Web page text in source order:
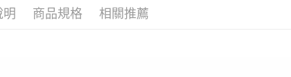
明 商品規格 相關推薦